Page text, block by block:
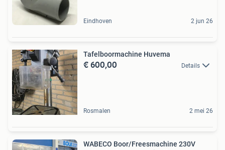
Eindhoven 2 jun 26
Tafelboormachine Huvema
€ 600,00 Details
Rosmalen 2 mei 26
WABECO Boor/Freesmachine 230V